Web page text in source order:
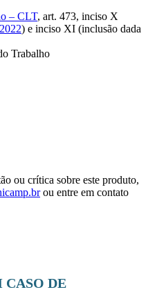
– CLT, art. 473, inciso X
) e inciso XI (inclusão dada
Trabalho
ou crítica sobre este produto,
ou entre em contato
CASO DE